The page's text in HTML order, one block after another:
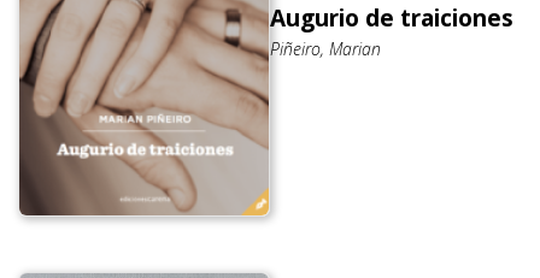
Augurio de traiciones
Piñeiro, Marian